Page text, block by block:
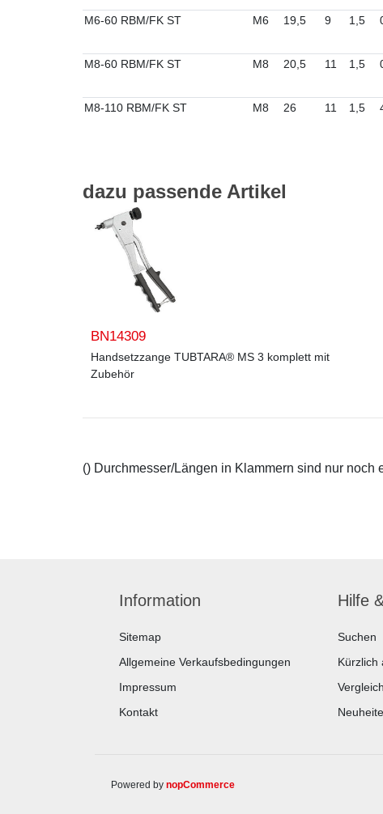
M6-60 RBM/FK ST M6 19,5 9 1,5
M8-60 RBM/FK ST M8 20,5 11 1,5
M8-110 RBM/FK ST M8 26 11 1,5
dazu passende Artikel
BN14309
Handsetzzange TUBTARA® MS 3 komplett mit
Zubehör
() Durchmesser/Längen in Klammern sind nur
Information
Sitemap
Allgemeine Verkaufsbedingungen
Impressum
Kontakt
Hilfe
Suchen
Kürzlich
Powered by nopCommerce